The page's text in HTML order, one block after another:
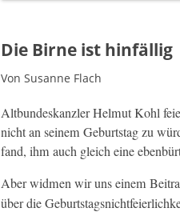
Die Birne ist hinfällig
Von Susanne Flach
Alt­bun­deskan­zler Hel­mut Kohl
nicht an seinem Geburt­stag zu
fand, ihm auch gle­ich eine
Aber wid­men wir uns einem
über die